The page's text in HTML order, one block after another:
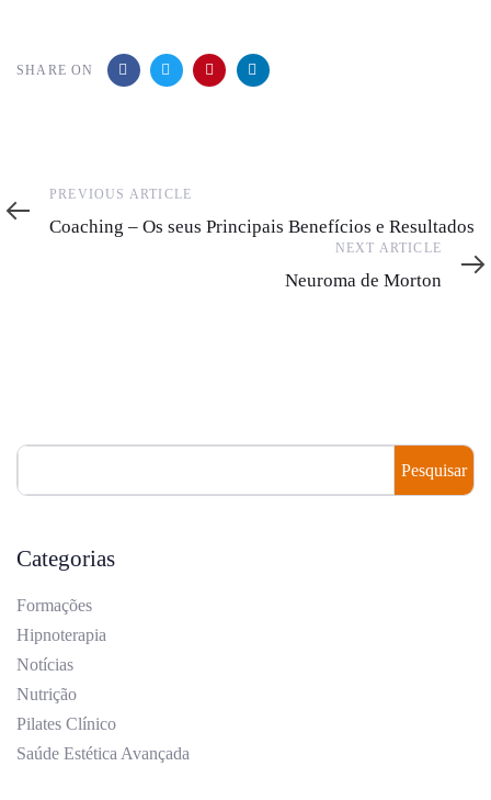
SHARE ON
Previous
Article
PREVIOUS ARTICLE
Coaching – Os seus Principais Benefícios e Resultados
Article
NEXT ARTICLE
Neuroma de Morton
Pesquisar
Categorias
Formações
Hipnoterapia
Notícias
Nutrição
Pilates Clínico
Saúde Estética Avançada